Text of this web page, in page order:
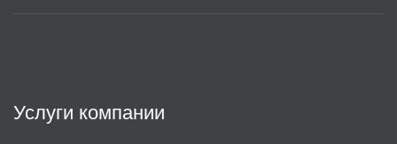
Услуги компании